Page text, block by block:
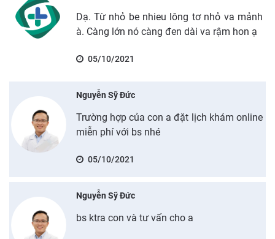
Dạ. Từ nhỏ be nhieu lông tơ nhỏ va mảnh
à. Càng lớn nó càng đen dài va rậm hon ạ
05/10/2021
Nguyễn Sỹ Đức
Trường hợp của con a đặt lịch khám online
miễn phí với bs nhé
05/10/2021
Nguyễn Sỹ Đức
bs ktra con và tư vấn cho a